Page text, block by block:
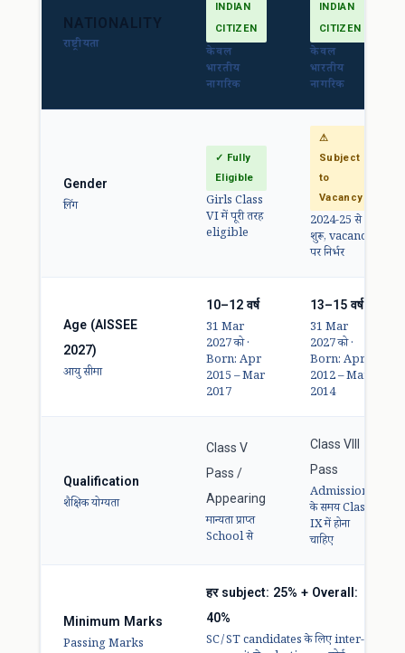
NATIONALITY
राष्ट्रीयता
INDIAN
CITIZEN
केवल
भारतीय
नागरिक
INDIAN
CITIZEN
केवल
भारतीय
नागरिक
Gender
लिंग
✓ Fully
Eligible
Girls Class
VI में पूरी तरह
eligible
⚠
Subject
to
Vacancy
2024-25 से
शुरू, vacancy
पर निर्भर
Age (AISSEE
2027)
आयु सीमा
10–12 वर्ष
31 Mar
2027 को ·
Born: Apr
2015 – Mar
2017
13–15 वर्ष
31 Mar
2027 को ·
Born: Apr
2012 – Mar
2014
Qualification
शैक्षिक योग्यता
Class V
Pass /
Appearing
मान्यता प्राप्त
School से
Class VIII
Pass
Admission
के समय Class
IX में होना
चाहिए
Minimum Marks
Passing Marks
हर subject: 25% + Overall:
40%
SC/ST candidates के लिए inter-